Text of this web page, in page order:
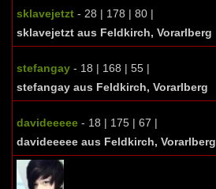
sklavejetzt - 28 | 178 | 80 |
sklavejetzt aus Feldkirch, Vorarlberg
stefangay - 18 | 168 | 55 |
stefangay aus Feldkirch, Vorarlberg
davideeeee - 18 | 175 | 67 |
davideeeee aus Feldkirch, Vorarlberg